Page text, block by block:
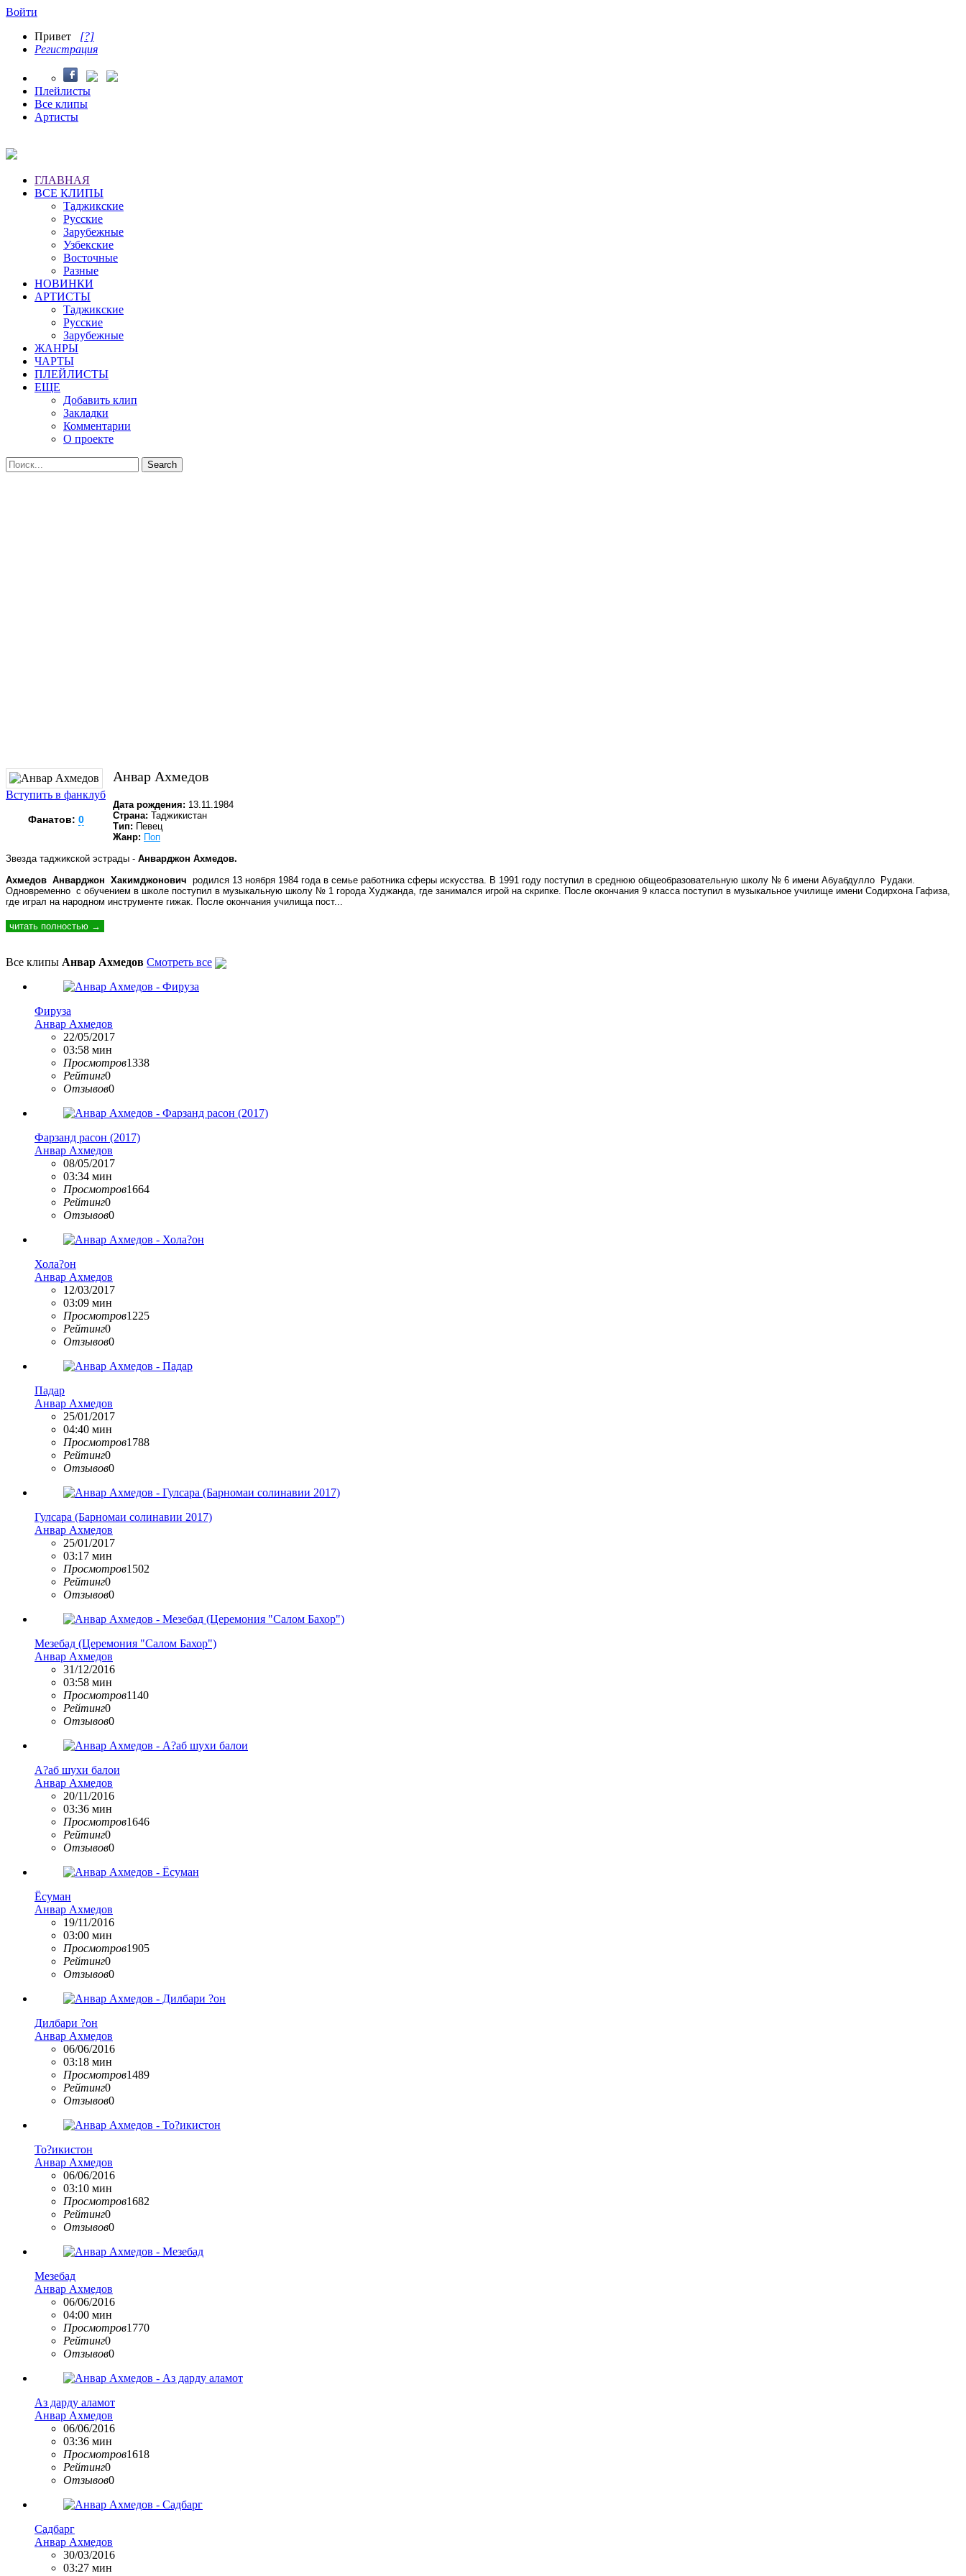
Войти
Привет [?]
Регистрация
Плейлисты
Все клипы
Артисты
ГЛАВНАЯ
ВСЕ КЛИПЫ
Таджикские
Русские
Зарубежные
Узбекские
Восточные
Разные
НОВИНКИ
АРТИСТЫ
Таджикские
Русские
Зарубежные
ЖАНРЫ
ЧАРТЫ
ПЛЕЙЛИСТЫ
ЕЩЕ
Добавить клип
Закладки
Комментарии
О проекте
Вступить в фанклуб
Фанатов: 0
Анвар Ахмедов
Дата рождения: 13.11.1984
Страна: Таджикистан
Тип: Певец
Жанр: Поп
Звезда таджикской эстрады - Анварджон Ахмедов.
Ахмедов Анварджон Хакимджонович родился 13 ноября 1984 года в семье работника сферы искусства. В 1991 году поступил в среднюю общеобразовательную школу № 6 имени Абуабдулло Рудаки.
Одновременно с обучением в школе поступил в музыкальную школу № 1 города Худжанда, где занимался игрой на скрипке. После окончания 9 класса поступил в музыкальное училище имени Содирхона Гафиза,
где играл на народном инструменте гижак. После окончания училища пост...
читать полностью →
Все клипы Анвар Ахмедов Смотреть все
Фируза
Анвар Ахмедов
22/05/2017
03:58 мин
Просмотров1338
Рейтинг0
Отзывов0
Фарзанд расон (2017)
Анвар Ахмедов
08/05/2017
03:34 мин
Просмотров1664
Рейтинг0
Отзывов0
Хола?он
Анвар Ахмедов
12/03/2017
03:09 мин
Просмотров1225
Рейтинг0
Отзывов0
Падар
Анвар Ахмедов
25/01/2017
04:40 мин
Просмотров1788
Рейтинг0
Отзывов0
Гулсара (Барномаи солинавии 2017)
Анвар Ахмедов
25/01/2017
03:17 мин
Просмотров1502
Рейтинг0
Отзывов0
Мезебад (Церемония "Салом Бахор")
Анвар Ахмедов
31/12/2016
03:58 мин
Просмотров1140
Рейтинг0
Отзывов0
А?аб шухи балои
Анвар Ахмедов
20/11/2016
03:36 мин
Просмотров1646
Рейтинг0
Отзывов0
Ёсуман
Анвар Ахмедов
19/11/2016
03:00 мин
Просмотров1905
Рейтинг0
Отзывов0
Дилбари ?он
Анвар Ахмедов
06/06/2016
03:18 мин
Просмотров1489
Рейтинг0
Отзывов0
То?икистон
Анвар Ахмедов
06/06/2016
03:10 мин
Просмотров1682
Рейтинг0
Отзывов0
Мезебад
Анвар Ахмедов
06/06/2016
04:00 мин
Просмотров1770
Рейтинг0
Отзывов0
Аз дарду аламот
Анвар Ахмедов
06/06/2016
03:36 мин
Просмотров1618
Рейтинг0
Отзывов0
Садбарг
Анвар Ахмедов
30/03/2016
03:27 мин